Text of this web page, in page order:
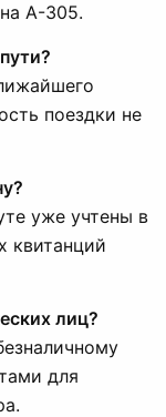
А-305.
поездки не
уже учтены в
квитанций
лиц?
для